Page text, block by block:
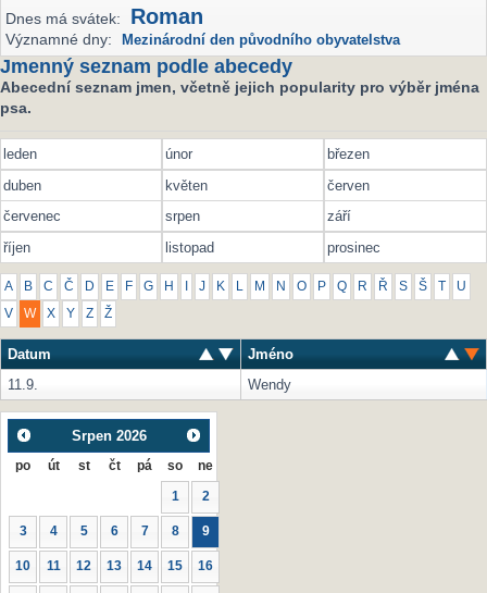
Dnes má svátek: Roman
Významné dny: Mezinárodní den původního obyvatelstva
Jmenný seznam podle abecedy
Abecední seznam jmen, včetně jejich popularity pro výběr jména
psa.
leden únor
březen
duben
květen
červen
červenec
srpen
září
říjen
listopad prosinec
A B C Č D E F G H J K L M N O P Q R Ř S Š U
V W X Y Z Ž
Datum
Jméno
11.9.
Wendy
Srpen 2026
po út st čt pá so ne
1 2
3 4 5 6 7 8 9
10 11 12 13 14 15 16